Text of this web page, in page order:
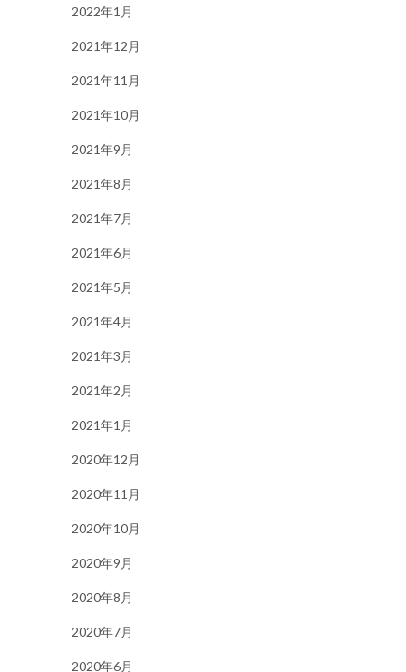
2022年1月
2021年12月
2021年11月
2021年10月
2021年9月
2021年8月
2021年7月
2021年6月
2021年5月
2021年4月
2021年3月
2021年2月
2021年1月
2020年12月
2020年11月
2020年10月
2020年9月
2020年8月
2020年7月
2020年6月